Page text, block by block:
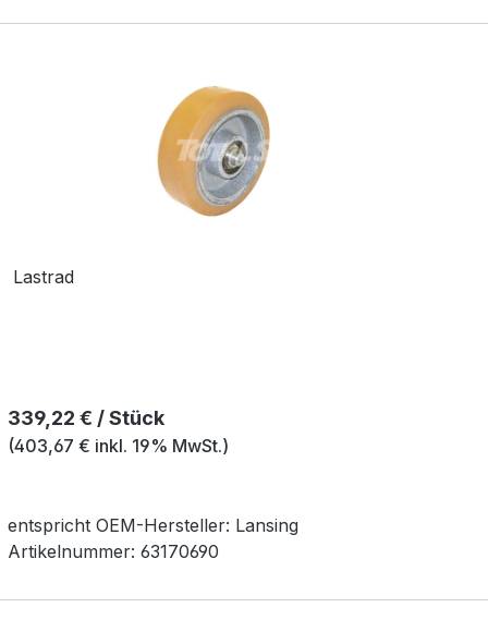
Lastrad
Regulärer Preis:
339,22 € / Stück
(403,67 € inkl. 19% MwSt.)
entspricht OEM-Hersteller: Lansing
Artikelnummer: 63170690